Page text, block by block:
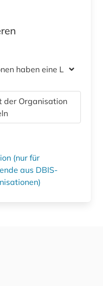
haben eine Lizenz
der Organisation
(nur für
aus DBIS-